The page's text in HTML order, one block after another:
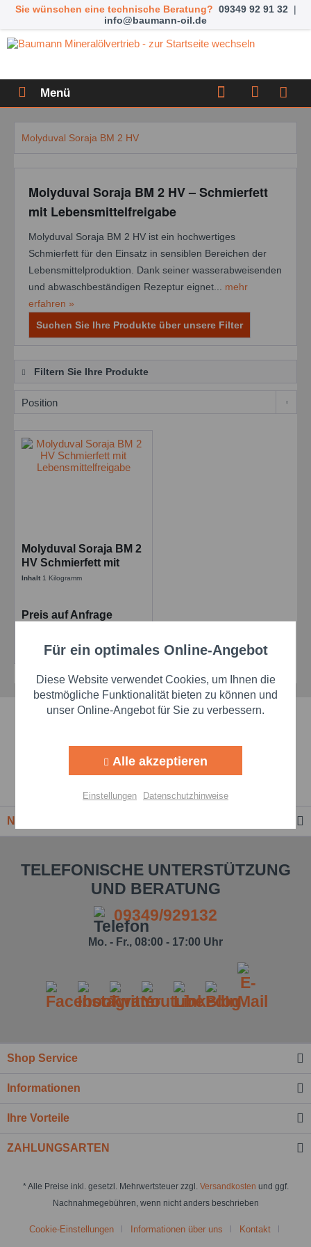
Sie wünschen eine technische Beratung? 09349 92 91 32 |
info@baumann-oil.de
Menü
Molyduval Soraja BM 2 HV
Molyduval Soraja BM 2 HV – Schmierfett
mit Lebensmittelfreigabe
Molyduval Soraja BM 2 HV ist ein hochwertiges
Schmierfett für den Einsatz in sensiblen Bereichen der
Lebensmittelproduktion. Dank seiner wasserabweisenden
und abwaschbeständigen Rezeptur eignet... mehr
erfahren »
Suchen Sie Ihre Produkte über unsere Filter
Filtern Sie Ihre Produkte
Molyduval Soraja BM 2
HV Schmierfett mit
Lebensmittelfreigabe
Inhalt 1 Kilogramm
Preis auf Anfrage
Schnelle Lieferzeiten
Beste Markenqualität
Premium-Händler
Newsletter
TELEFONISCHE UNTERSTÜTZUNG
UND BERATUNG
09349/929132
Mo. - Fr., 08:00 - 17:00 Uhr
Shop Service
Informationen
Ihre Vorteile
ZAHLUNGSARTEN
* Alle Preise inkl. gesetzl. Mehrwertsteuer zzgl. Versandkosten und ggf.
Nachnahmegebühren, wenn nicht anders beschrieben
Cookie-Einstellungen Informationen über uns Kontakt
Funktionale Aktiv
Marketing Aktiv
Personalisierung Aktiv
Einstellungen speichern
Für ein optimales Online-Angebot
Diese Website verwendet Cookies, um Ihnen die
bestmögliche Funktionalität bieten zu können und
unser Online-Angebot für Sie zu verbessern.
Alle akzeptieren
Einstellungen Datenschutzhinweise